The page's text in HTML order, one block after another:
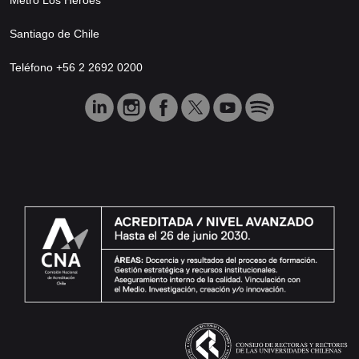
Santiago de Chile
Teléfono +56 2 2692 0200